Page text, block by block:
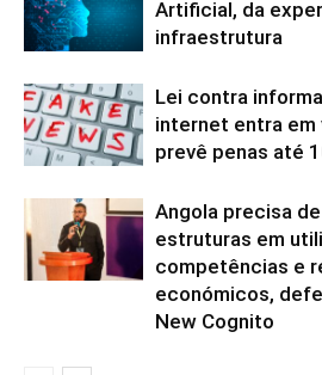
Artificial, da
infraestrutura
Lei contra
internet entra em
prevê penas até
Angola precisa
estruturas em
competências e
económicos,
New Cognito